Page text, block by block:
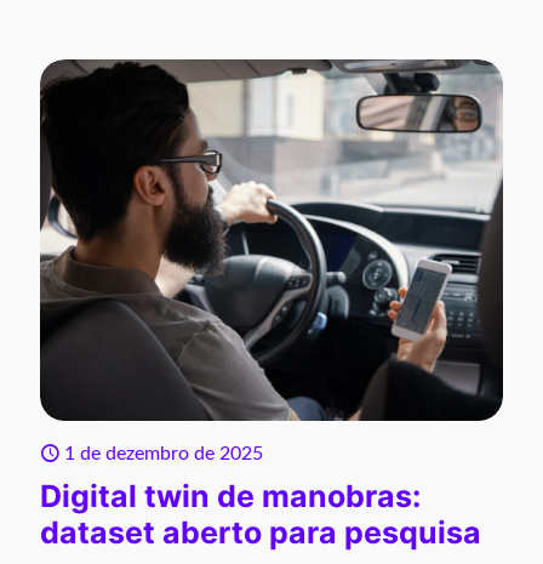
1 de dezembro de 2025
Digital twin de manobras:
dataset aberto para pesquisa